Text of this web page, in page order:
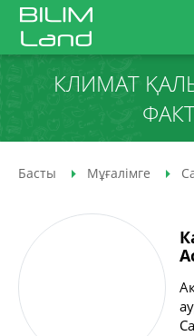
КЛИМАТ
Басты Мұғалімге